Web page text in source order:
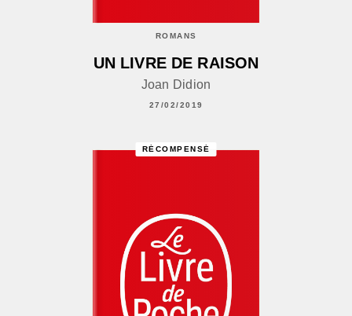
ROMANS
UN LIVRE DE RAISON
Joan Didion
27/02/2019
RÉCOMPENSÉ